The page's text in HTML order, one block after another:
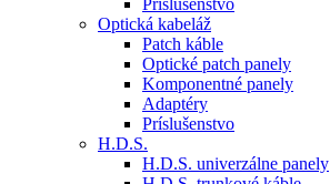
Optická kabeláž
Patch káble
Optické patch panely
Komponentné panely
Adaptéry
Príslušenstvo
H.D.S.
H.D.S. univerzálne panely